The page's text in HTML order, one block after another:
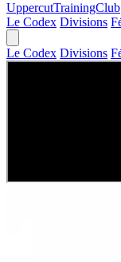
UppercutTrainingClub
Le Codex Divisions
Le Codex Divisions